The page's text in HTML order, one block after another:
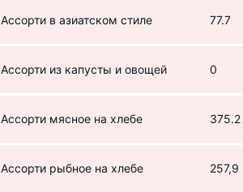
Ассорти в азиатском стиле 77.7
Ассорти из капусты и овощей 0
Ассорти мясное на хлебе 375.2
Ассорти рыбное на хлебе 257,9